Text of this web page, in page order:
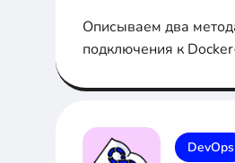
Описываем два
подключения к
DevOps